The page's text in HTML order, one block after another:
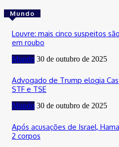
Mundo
Louvre: mais cinco suspeitos
em roubo
Mundo 30 de outubro de 2025
Advogado de Trump elogia
STF e TSE
Mundo 30 de outubro de 2025
Após acusações de Israel,
2 corpos